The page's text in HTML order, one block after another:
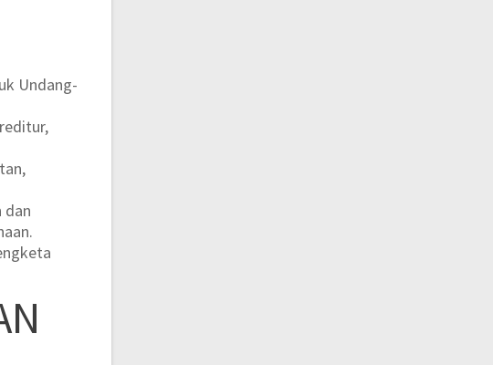
Undang-
dan